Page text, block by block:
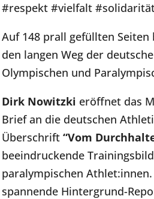
#respekt #vielfalt
Auf 148 prall gefüllten
den langen Weg der
Olympischen und
Dirk Nowitzki eröffnet das
Brief an die deutschen
Überschrift “Vom
beeindruckende
paralympischen
spannende Hintergrund-